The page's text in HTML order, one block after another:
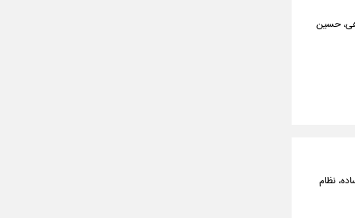
حسین
نظام